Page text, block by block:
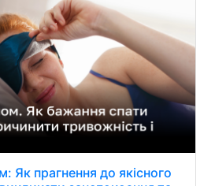
Як прагнення до якісного